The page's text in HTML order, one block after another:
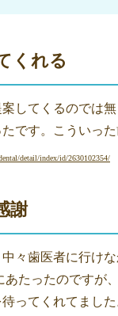
くれる
案してくるのでは
です。こういっ
detail/index/id/2630102354/
謝
々歯医者に行け
あたったのですが
ってくれてまし